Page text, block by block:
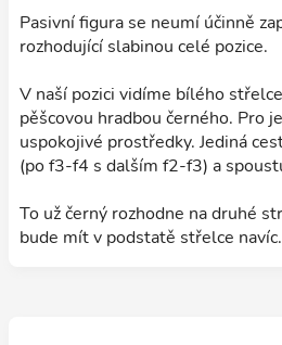
Pasivní figura se neumí účinně
rozhodující slabinou celé pozice.
V naší pozici vidíme bílého
pěšcovou hradbou černého. Pro
uspokojivé prostředky. Jediná
(po f3-f4 s dalším f2-f3) a
To už černý rozhodne na druhé
bude mít v podstatě střelce navíc.